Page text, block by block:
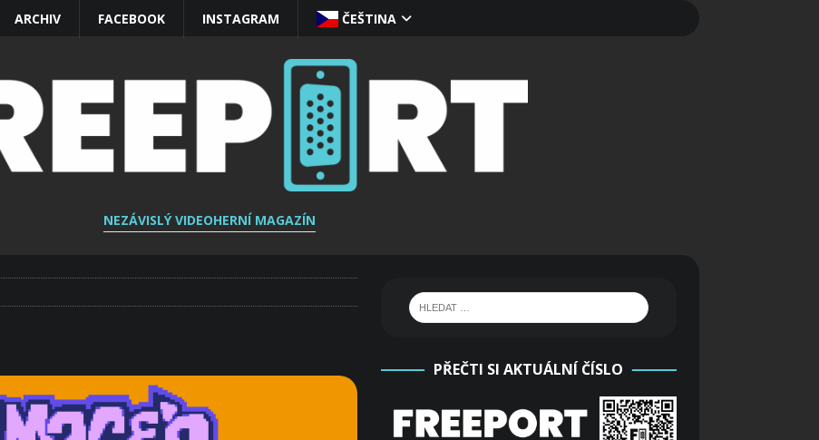
NEZÁVISLÝ VIDEOHERNÍ MAGAZÍN
ARCHIV FACEBOOK INSTAGRAM ČEŠTINA‎
PŘEČTI SI AKTUÁLNÍ ČÍSLO